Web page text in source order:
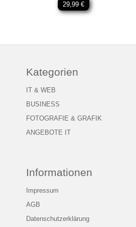
29,99 €
Kategorien
IT & WEB
BUSINESS
FOTOGRAFIE & GRAFIK
ANGEBOTE IT
Informationen
Impressum
AGB
Datenschutzerklärung